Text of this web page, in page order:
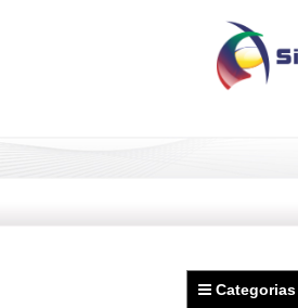
Categorias